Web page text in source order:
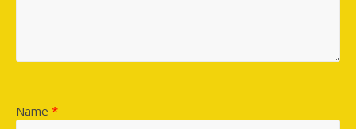
Name *